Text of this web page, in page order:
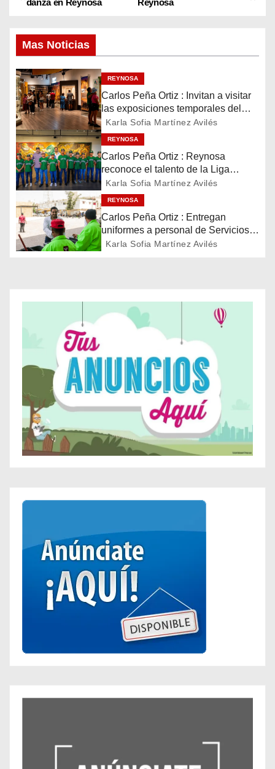
v
e
g
a
c
i
ó
n
d
e
a
d
a
Mas Noticias
REYNOSA
Carlos Peña Ortiz : Invitan a visitar
las exposiciones temporales del
Museo del Ferrocarril Reynosa
Karla Sofia Martínez Avilés
REYNOSA
Carlos Peña Ortiz : Reynosa
reconoce el talento de la Liga
Treviño Kelly, subcampeona
latinoamericana
Karla Sofia Martínez Avilés
REYNOSA
Carlos Peña Ortiz : Entregan
uniformes a personal de Servicios
Públicos de Reynosa
Karla Sofia Martínez Avilés